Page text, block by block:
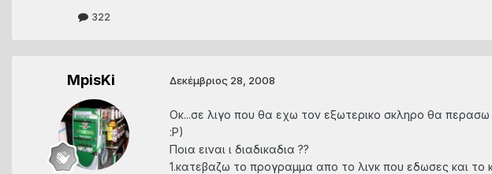
322
MpisKi Δεκέμβριος 28, 2008
Οκ...σε λιγο που θα εχω τον εξωτερικο σκληρο θα
:P)
Ποια ειναι ι διαδικαδια ??
1.κατεβαζω το προγραμμα απο το λινκ που εδωσες και το